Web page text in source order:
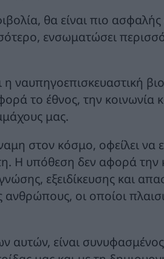
θα είναι πιο ασφαλής
ενσωματώσει
ναυπηγοεπισκευαστική
το έθνος, την κοινωνία
μας.
στον κόσμο, οφείλει να
Η υπόθεση δεν αφορά
εξειδίκευσης και
ανθρώπους, οι οποίοι
αυτών, είναι